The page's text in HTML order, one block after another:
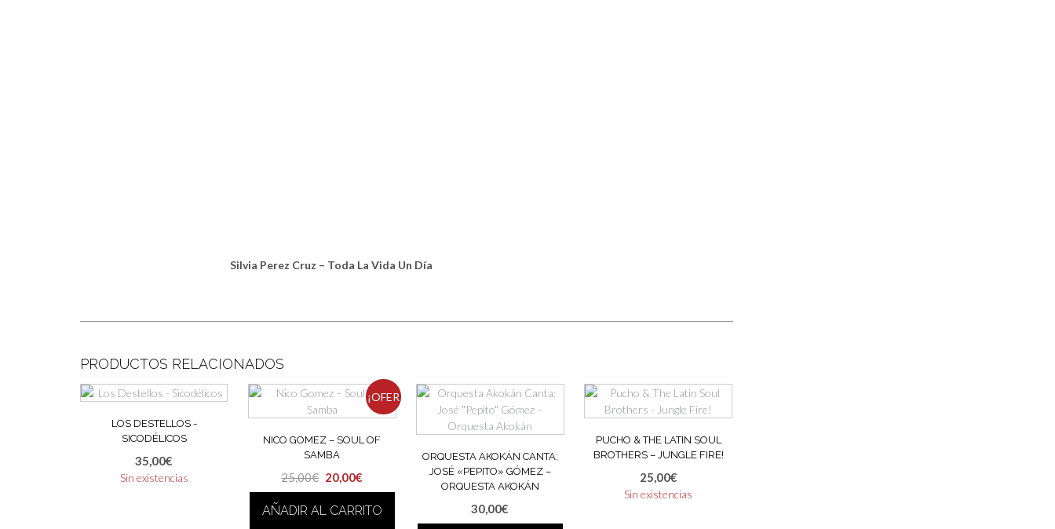
Silvia Perez Cruz – Toda La Vida Un Día
PRODUCTOS RELACIONADOS
LOS DESTELLOS ‎-
SICODÉLICOS
35,00€
Sin existencias
¡OFER
NICO GOMEZ – SOUL OF
SAMBA
25,00€ El
precio
original
20,00€
precio
actual
AÑADIR AL CARRITO
ORQUESTA AKOKÁN CANTA:
JOSÉ «PEPITO» GÓMEZ ‎–
ORQUESTA AKOKÁN
30,00€
PUCHO & THE LATIN SOUL
BROTHERS – JUNGLE FIRE!
25,00€
Sin existencias